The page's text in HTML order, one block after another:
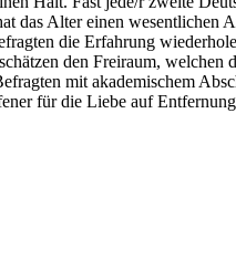
das Alter einen
die Erfahrung
den Freiraum, welchen
mit akademischem
für die Liebe auf